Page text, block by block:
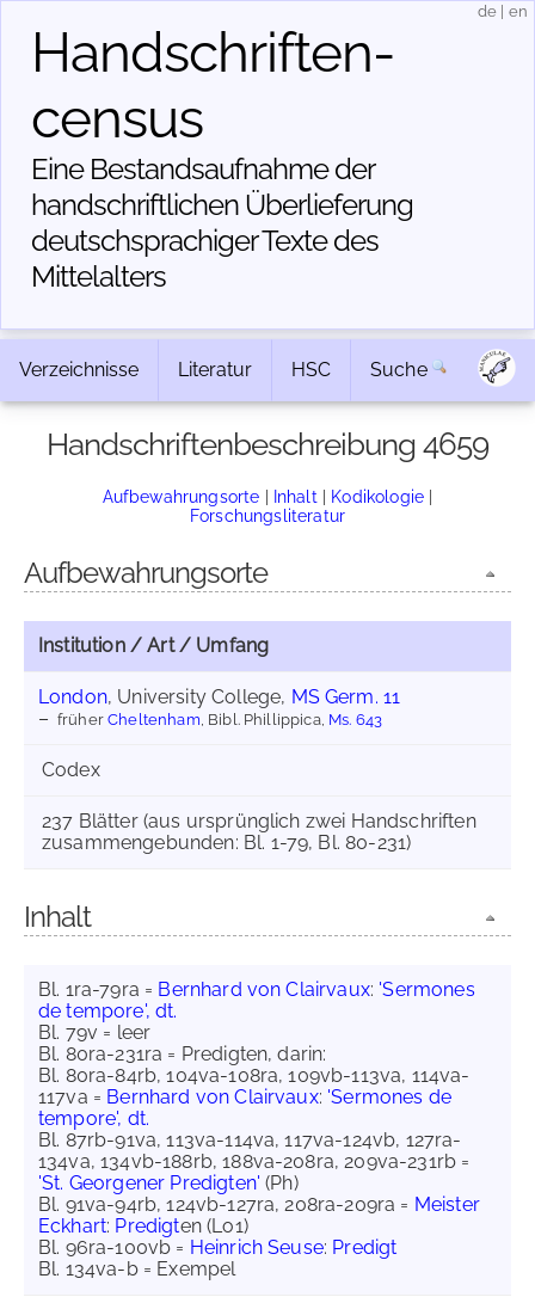
Handschriften­
census
Eine Bestandsaufnahme der
handschriftlichen Über­lieferung
deutschsprachiger Texte des
Mittelalters
de en
Verzeichnisse Literatur HSC Suche
Handschriftenbeschreibung 4659
Aufbewahrungsorte | Inhalt | Kodikologie |
Forschungsliteratur
Aufbewahrungsorte
Institution / Art / Umfang
London, University College, MS Germ. 11
früherCheltenham , Bibl. Phillippica, Ms. 643
Codex
237 Blätter (aus ursprünglich zwei Handschriften
zusammengebunden: Bl. 1-79, Bl. 80-231)
Inhalt
Bl. 1ra-79ra = Bernhard von Clairvaux: 'Sermones
de tempore', dt.
Bl. 79v = leer
Bl. 80ra-231ra = Predigten, darin:
Bl. 80ra-84rb, 104va-108ra, 109vb-113va, 114va-
117va = Bernhard von Clairvaux: 'Sermones de
tempore', dt.
Bl. 87rb-91va, 113va-114va, 117va-124vb, 127ra-
134va, 134vb-188rb, 188va-208ra, 209va-231rb =
'St. Georgener Predigten' (Ph)
Bl. 91va-94rb, 124vb-127ra, 208ra-209ra = Meister
Eckhart: Predigten (Lo1)
Bl. 96ra-100vb = Heinrich Seuse: Predigt
Bl. 134va-b = Exempel